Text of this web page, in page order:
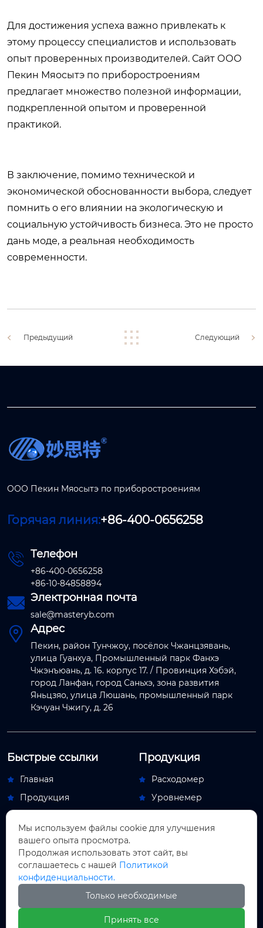
Для достижения успеха важно привлекать к
этому процессу специалистов и использовать
опыт проверенных производителей. Сайт ООО
Пекин Мяосытэ по приборостроениям
предлагает множество полезной информации,
подкрепленной опытом и проверенной
практикой.
В заключение, помимо технической и
экономической обоснованности выбора, следует
помнить о его влиянии на экологическую и
социальную устойчивость бизнеса. Это не просто
дань моде, а реальная необходимость
современности.
Предыдущий Следующий
ООО Пекин Мяосытэ по приборостроениям
Горячая линия:+86-400-0656258
 Телефон
+86-400-0656258
+86-10-84858894
 Электронная почта
sale@masteryb.com
 Адрес
Пекин, район Тунчжоу, посёлок Чжанцзявань,
улица Гуанхуа, Промышленный парк Фанхэ
Чжэнъюань, д. 16. корпус 17. / Провинция Хэбэй,
город Ланфан, город Саньхэ, зона развития
Яньцзяо, улица Люшань, промышленный парк
Кэчуан Чжигу, д. 26
Быстрые ссылки
 Главная
 Продукция

О Hас
Контакты
Продукция
 Расходомер
 Уровнемер
Обдувочный аппарат
 Индикаторный прибор
Новости
Новости компании
Новости отрасли
Мы используем файлы cookie для улучшения
вашего опыта просмотра.
Продолжая использовать этот сайт, вы
соглашаетесь с нашей Политикой
конфиденциальности.
Только необходимые
Принять все